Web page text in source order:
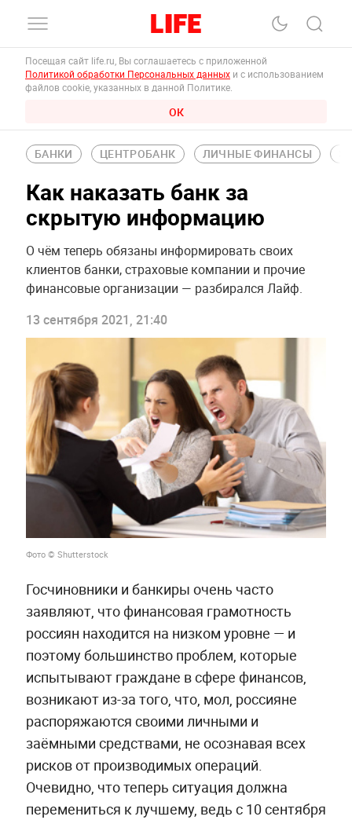
Посещая сайт life.ru, Вы соглашаетесь с приложенной
Политикой обработки Персональных данных и с использованием
файлов cookie, указанных в данной Политике.
ОК
БАНКИ ЦЕНТРОБАНК ЛИЧНЫЕ ФИНАНСЫ
Как наказать банк за
скрытую информацию
О чём теперь обязаны информировать своих
клиентов банки, страховые компании и прочие
финансовые организации — разбирался Лайф.
13 сентября 2021, 21:40
Фото © Shutterstock
Госчиновники и банкиры очень часто
заявляют, что финансовая грамотность
россиян находится на низком уровне — и
поэтому большинство проблем, которые
испытывают граждане в сфере финансов,
возникают из-за того, что, мол, россияне
распоряжаются своими личными и
заёмными средствами, не осознавая всех
рисков от производимых операций.
Очевидно, что теперь ситуация должна
перемениться к лучшему, ведь с 10 сентября